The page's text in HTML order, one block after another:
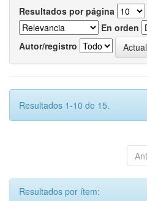
Resultados por página
En orden
Autor/registro
Resultados 1-10 de 15.
Resultados por ítem: